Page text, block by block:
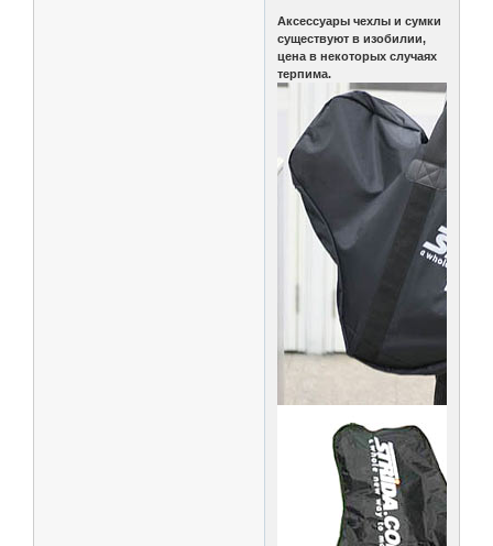
Аксессуары чехлы и сумки
существуют в изобилии,
цена в некоторых случаях
терпима.